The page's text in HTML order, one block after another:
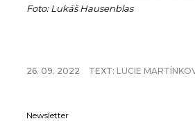
Foto: Lukáš Hausenblas
26. 09. 2022 TEXT: LUCIE
Newsletter